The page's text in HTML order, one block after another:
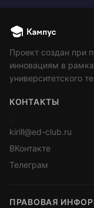
Проект создан при
инновациям в
университетского
КОНТАКТЫ
>
kirill@ed-club.ru
ВКонтакте
Телеграм
ПРАВОВАЯ